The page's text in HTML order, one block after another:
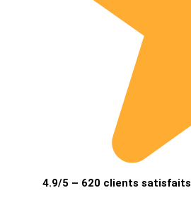
4.9/5 – 620 clients satisfaits